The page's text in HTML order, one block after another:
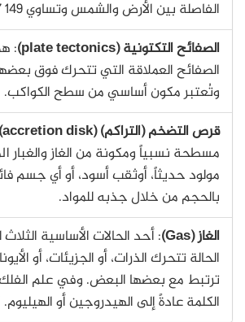
الفاصلة بين الأرض والشمس وتساوي 149 597 871 كيلومتر.
الصفائح التكتونية (plate tectonics)
:
الصفائح العملاقة التي تتحرك فوق
وتُعتبر مكون أساسي من سطح الكواكب.
قرص التضخم (التراكم) (accretion disk)
مسطحة نسبياً ومكونة من الغاز والغبار
مولود حديثاً، أوثقب أسود، أو أي جسم
بالحجم من خلال جذبه للمواد.
الغاز (Gas)
: أحد الحالات الأساسية
الحالة تتحرك الذرات، أو الجزيئات، أو
ترتبط مع بعضها البعض. وفي علم
الكلمة عادةً إلى الهيدروجين أو